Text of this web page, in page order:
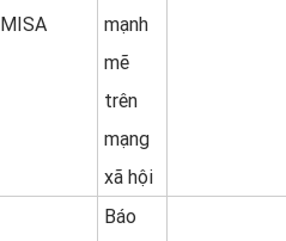
MISA
mạnh
mẽ
trên
mạng
xã hội
Báo